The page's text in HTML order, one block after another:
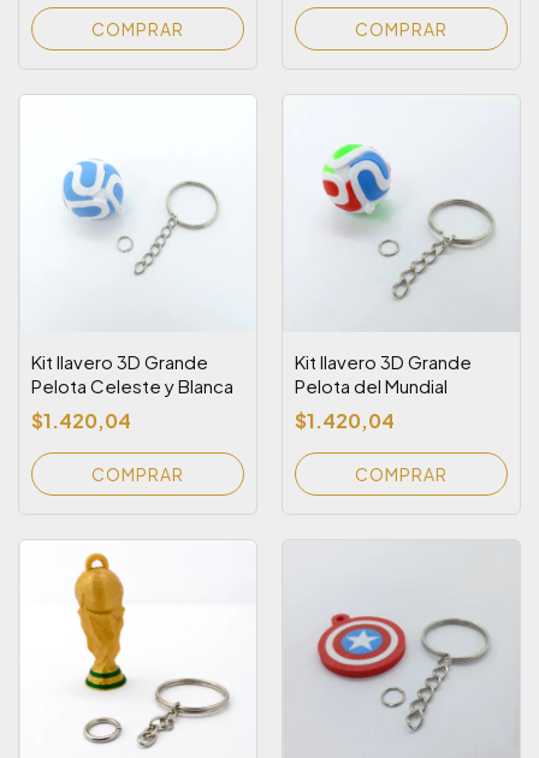
COMPRAR
Kit llavero 3D Grande
Pelota Celeste y Blanca
$1.420,04
Kit llavero 3D Grande
Pelota del Mundial
$1.420,04